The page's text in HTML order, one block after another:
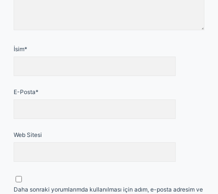
İsim*
E-Posta*
Web Sitesi
Daha sonraki yorumlarımda kullanılması için adım, e-posta adresim ve